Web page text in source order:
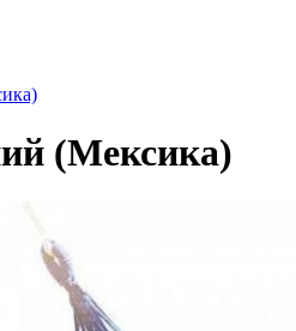
(Мексика)